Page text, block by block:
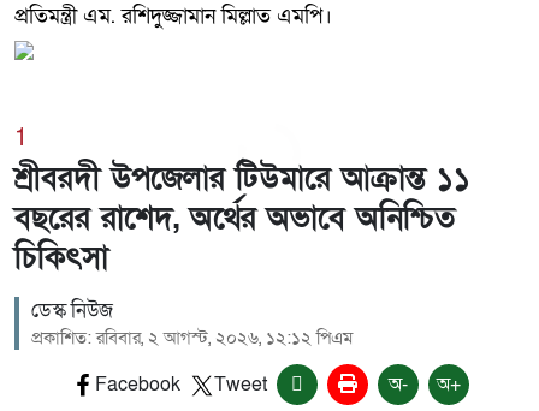
প্রতিমন্ত্রী এম. রশিদুজ্জামান মিল্লাত এমপি।
1
শ্রীবরদী উপজেলার টিউমারে আক্রান্ত ১১
বছরের রাশেদ, অর্থের অভাবে অনিশ্চিত
চিকিৎসা
ডেস্ক নিউজ
প্রকাশিত: রবিবার, ২ আগস্ট, ২০২৬, ১২:১২ পিএম
Facebook Tweet অ- অ+